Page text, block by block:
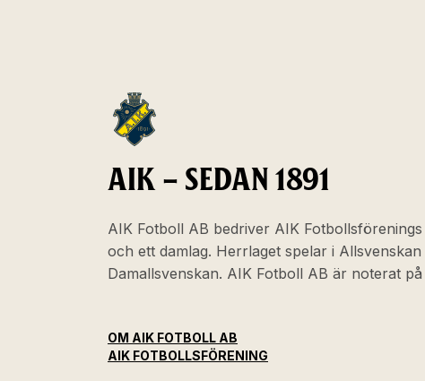
AIK – SEDAN 1891
AIK Fotboll AB bedriver AIK
och ett damlag. Herrlaget spelar i
Damallsvenskan. AIK Fotboll AB är noterat
OM AIK FOTBOLL AB
AIK FOTBOLLSFÖRENING